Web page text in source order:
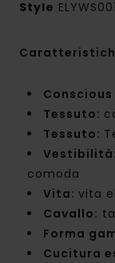
Style
Tessuto:
Tessuto:
Vestibilità:
comoda
Vita: vita
Cavallo:
Forma
Cucitura